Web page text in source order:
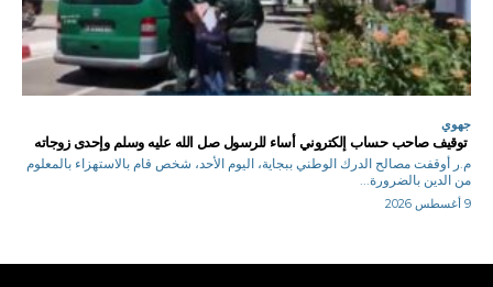
جهوي
توقيف صاحب حساب إلكتروني أساء للرسول صل الله عليه وسلم وإحدى زوجاته
م.ر أوقفت مصالح الدرك الوطني ببجاية، اليوم الأحد، شخص قام بالاستهزاء بالمعلوم
من الدين بالضرورة...
9 أغسطس 2026